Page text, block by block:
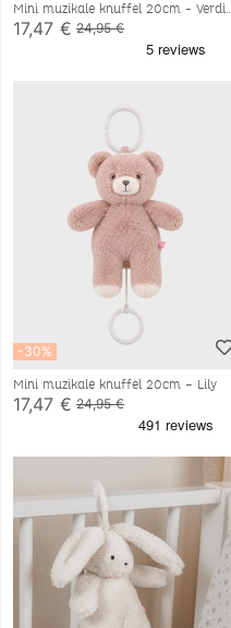
Mini muzikale knuffel 20cm - Verdi
17,47 € 24,95 €
-30%
Mini muzikale knuffel 20cm – Lily
17,47 € 24,95 €